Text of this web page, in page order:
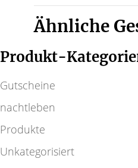
Ähnliche
Produkt-
Gutscheine
nachtleben
Produkte
Unkategorisiert